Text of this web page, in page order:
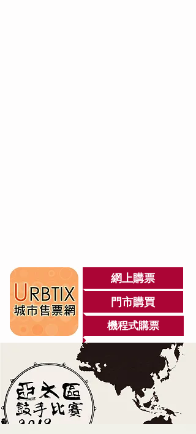
網上購票
門市購買
機程式購票